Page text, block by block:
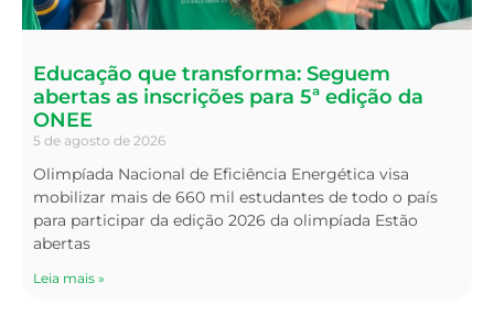
Educação que transforma: Seguem
abertas as inscrições para 5ª edição da
ONEE
5 de agosto de 2026
Olimpíada Nacional de Eficiência Energética visa
mobilizar mais de 660 mil estudantes de todo o país
para participar da edição 2026 da olimpíada Estão
abertas
Leia mais »